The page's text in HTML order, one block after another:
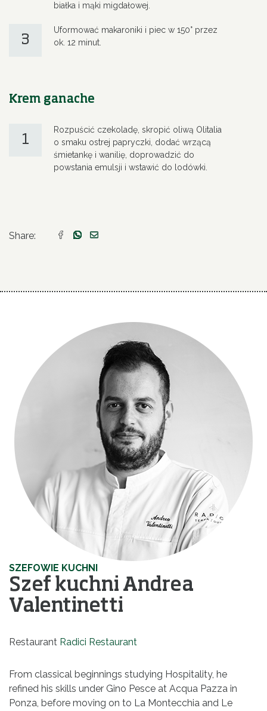
białka i mąki migdałowej.
3
Uformować makaroniki i piec w 150° przez
ok. 12 minut.
Krem ganache
1
Rozpuścić czekoladę, skropić oliwą Olitalia
o smaku ostrej papryczki, dodać wrzącą
śmietankę i wanilię, doprowadzić do
powstania emulsji i wstawić do lodówki.
Share:
SZEFOWIE KUCHNI
Szef kuchni Andrea
Valentinetti
Restaurant Radici Restaurant
From classical beginnings studying Hospitality, he
refined his skills under Gino Pesce at Acqua Pazza in
Ponza, before moving on to La Montecchia and Le